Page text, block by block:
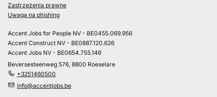
Zastrzeżenia prawne
Uwaga na phishing
Accent Jobs for People NV - BE0455.069.956
Accent Construct NV - BE0887.120.626
Accent Jobs NV - BE0654.755.146
Beversesteenweg 576, 8800 Roeselare
+3251460500
info@accentjobs.be